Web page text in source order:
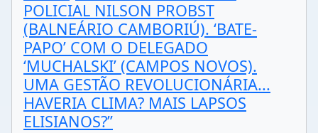
POLICIAL NILSON PROBST
(BALNEÁRIO CAMBORIÚ). ‘BATE-
PAPO’ COM O DELEGADO
‘MUCHALSKI’ (CAMPOS NOVOS).
UMA GESTÃO REVOLUCIONÁRIA...
HAVERIA CLIMA? MAIS LAPSOS
ELISIANOS?”